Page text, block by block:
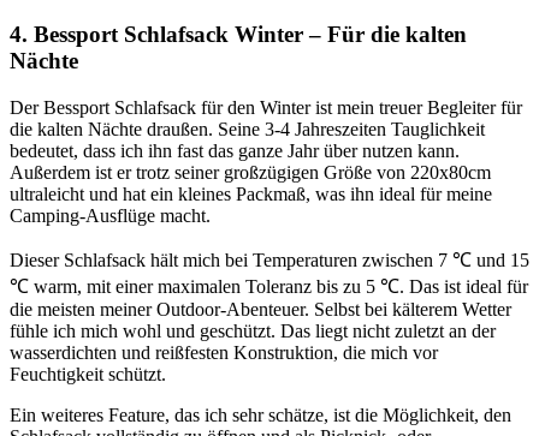
4. Bessport Schlafsack Winter – Für die kalten
Nächte
Der Bessport Schlafsack für den Winter ist mein treuer Begleiter für
die kalten Nächte draußen. Seine 3-4 Jahreszeiten Tauglichkeit
bedeutet, dass ich ihn fast das ganze Jahr über nutzen kann.
Außerdem ist er trotz seiner großzügigen Größe von 220x80cm
ultraleicht und hat ein kleines Packmaß, was ihn ideal für meine
Camping-Ausflüge macht.
Dieser Schlafsack hält mich bei Temperaturen zwischen 7 ℃ und 15
℃ warm, mit einer maximalen Toleranz bis zu 5 ℃. Das ist ideal für
die meisten meiner Outdoor-Abenteuer. Selbst bei kälterem Wetter
fühle ich mich wohl und geschützt. Das liegt nicht zuletzt an der
wasserdichten und reißfesten Konstruktion, die mich vor
Feuchtigkeit schützt.
Ein weiteres Feature, das ich sehr schätze, ist die Möglichkeit, den